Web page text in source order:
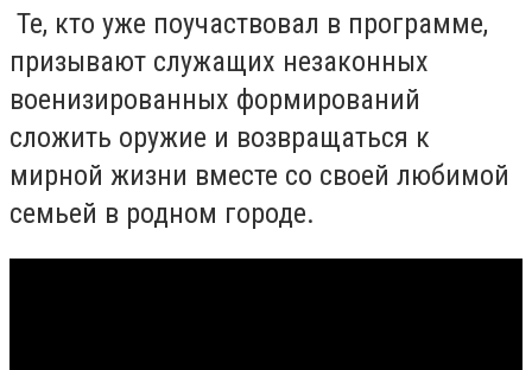
Те, кто уже поучаствовал в программе,
призывают служащих незаконных
военизированных формирований
сложить оружие и возвращаться к
мирной жизни вместе со своей любимой
семьей в родном городе.